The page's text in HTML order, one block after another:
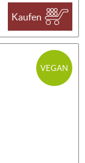
Kaufen
VEGAN